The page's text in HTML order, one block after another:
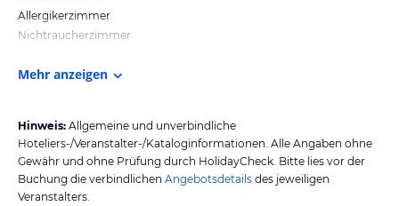
Allergikerzimmer
Nichtraucherzimmer
Mehr anzeigen
Hinweis: Allgemeine und unverbindliche
Hoteliers-/Veranstalter-/Kataloginformationen. Alle Angaben ohne
Gewähr und ohne Prüfung durch HolidayCheck. Bitte lies vor der
Buchung die verbindlichen Angebotsdetails des jeweiligen
Veranstalters.